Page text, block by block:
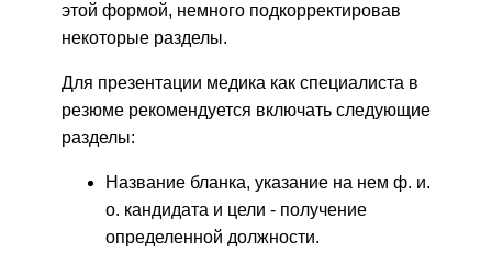
этой формой, немного подкорректировав
некоторые разделы.
Для презентации медика как специалиста в
резюме рекомендуется включать следующие
разделы:
Название бланка, указание на нем ф. и.
о. кандидата и цели - получение
определенной должности.